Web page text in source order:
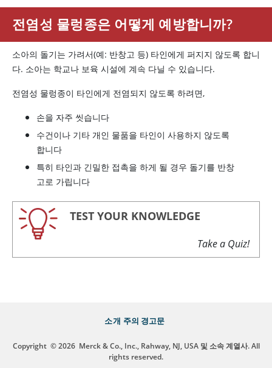
전염성 물렁종은 어떻게 예방합니까?
소아의 돌기는 가려서(예: 반창고 등) 타인에게 퍼지지 않도록 합니
다. 소아는 학교나 보육 시설에 계속 다닐 수 있습니다.
전염성 물렁종이 타인에게 전염되지 않도록 하려면,
손을 자주 씻습니다
수건이나 기타 개인 물품을 타인이 사용하지 않도록
합니다
특히 타인과 긴밀한 접촉을 하게 될 경우 돌기를 반창
고로 가립니다
TEST YOUR KNOWLEDGE
Take a Quiz!
소개 주의 경고문
Copyright © 2026 Merck & Co., Inc., Rahway, NJ, USA 및 소속 계열사. All
rights reserved.